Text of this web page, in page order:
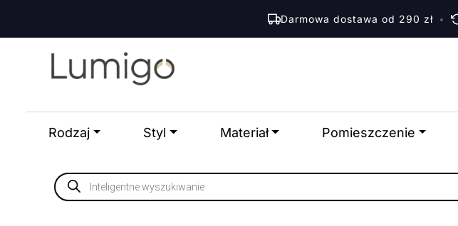
Darmowa dostawa od 290 zł •
Przejdź
nawigacji
Przejdź
treści
Rodzaj Styl Materiał Pomieszczenie
Wyszukiwarka
produktów